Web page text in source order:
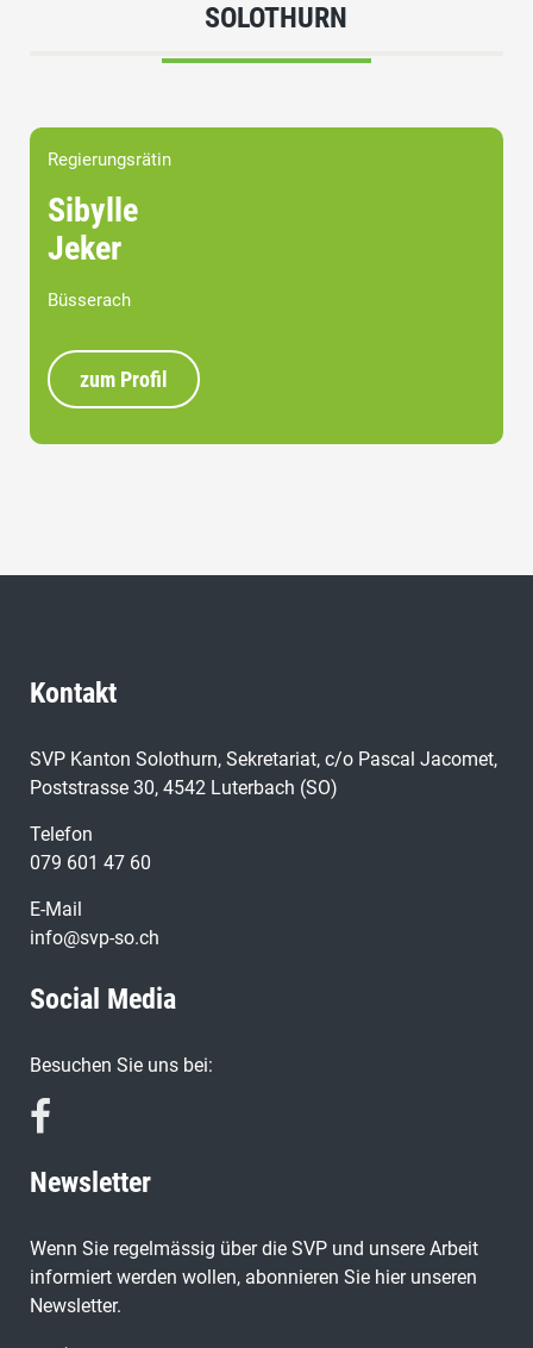
SOLOTHURN
Regierungsrätin
Sibylle
Jeker
Büsserach
zum Profil
Kontakt
SVP Kanton Solothurn, Sekretariat, c/o Pascal Jacomet,
Poststrasse 30, 4542 Luterbach (SO)
Telefon
079 601 47 60
E-Mail
info@svp-so.ch
Social Media
Besuchen Sie uns bei:
Newsletter
Wenn Sie regelmässig über die SVP und unsere Arbeit
informiert werden wollen, abonnieren Sie hier unseren
Newsletter.